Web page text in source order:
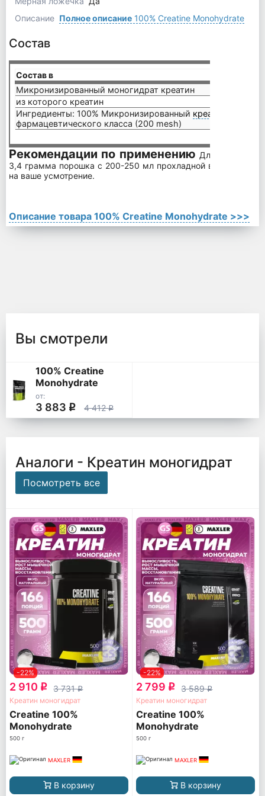
Описание Полное описание100% Creatine Monohydrate
Состав
Состав в
Микронизированный моногидрат креатин
из которого креатин
Ингредиенты: 100% Микронизированный креатин
фармацевтического класса (200 mesh)
Рекомендации по применению Для
3,4 грамма порошка с 200-250 мл прохладной воды или же
на ваше усмотрение.
Описание товара 100% Creatine Monohydrate >>>
Вы смотрели
100% Creatine
Monohydrate
от:
3 883 q 4 412q
Аналоги - Креатин моногидрат
Посмотреть все
-22%
2 910 q 3 731q
Креатин моногидрат
Creatine 100%
Monohydrate
500 г
MAXLER
В корзину
-22%
2 799 q 3 589q
Креатин моногидрат
Creatine 100%
Monohydrate
500 г
MAXLER
В корзину